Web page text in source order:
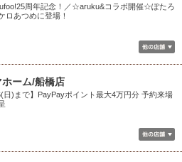
周年記念！／☆aruku&コラボ開催☆ぽたろ
ロあつめに登場！
ホーム/船橋店
日)まで】PayPayポイント最大4万円分 予約来場